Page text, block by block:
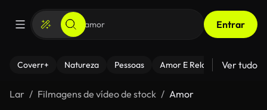
Entrar
Coverr+ Natureza Pessoas Amor E Relacionamentos
Ver tudo
Lar Filmagens de vídeo de stock Amor